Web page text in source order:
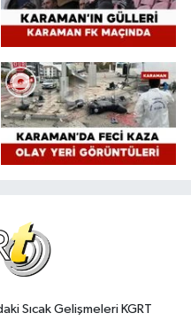
Sıcak Gelişmeleri KGRT